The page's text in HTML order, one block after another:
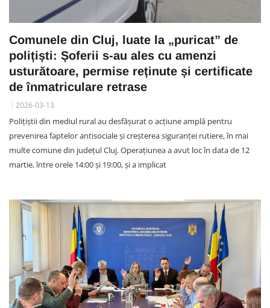
Comunele din Cluj, luate la „puricat” de
polițiști: Șoferii s-au ales cu amenzi
usturătoare, permise reținute și certificate
de înmatriculare retrase
2026-03-13
Polițiștii din mediul rural au desfășurat o acțiune amplă pentru
prevenirea faptelor antisociale și creșterea siguranței rutiere, în mai
multe comune din județul Cluj. Operațiunea a avut loc în data de 12
martie, între orele 14:00 și 19:00, și a implicat